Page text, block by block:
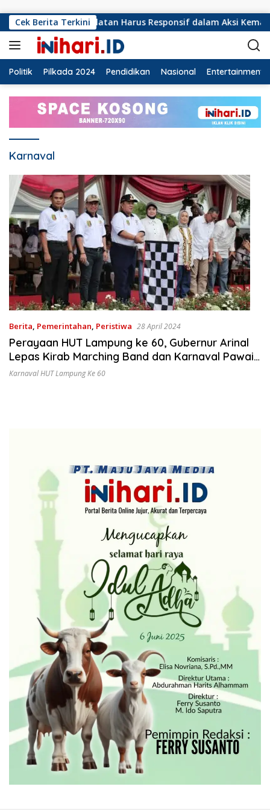
Cek Berita Terkini
Lampung Selatan Harus Responsif dalam Aksi
Politik Pilkada 2024 Pendidikan Nasional Entertainment
Karnaval
Berita, Pemerintahan, Peristiwa 28 April 2024
Perayaan HUT Lampung ke 60, Gubernur Arinal
Lepas Kirab Marching Band dan Karnaval Pawai
Kendaraan Hias
Karnaval HUT Lampung Ke 60